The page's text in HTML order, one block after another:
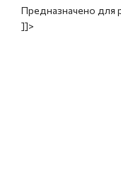
Предназначено для
]]>